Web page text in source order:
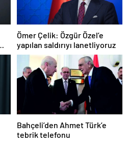
Ömer Çelik: Özgür Özel’e
yapılan saldırıyı lanetliyoruz
Bahçeli’den Ahmet Türk’e
tebrik telefonu